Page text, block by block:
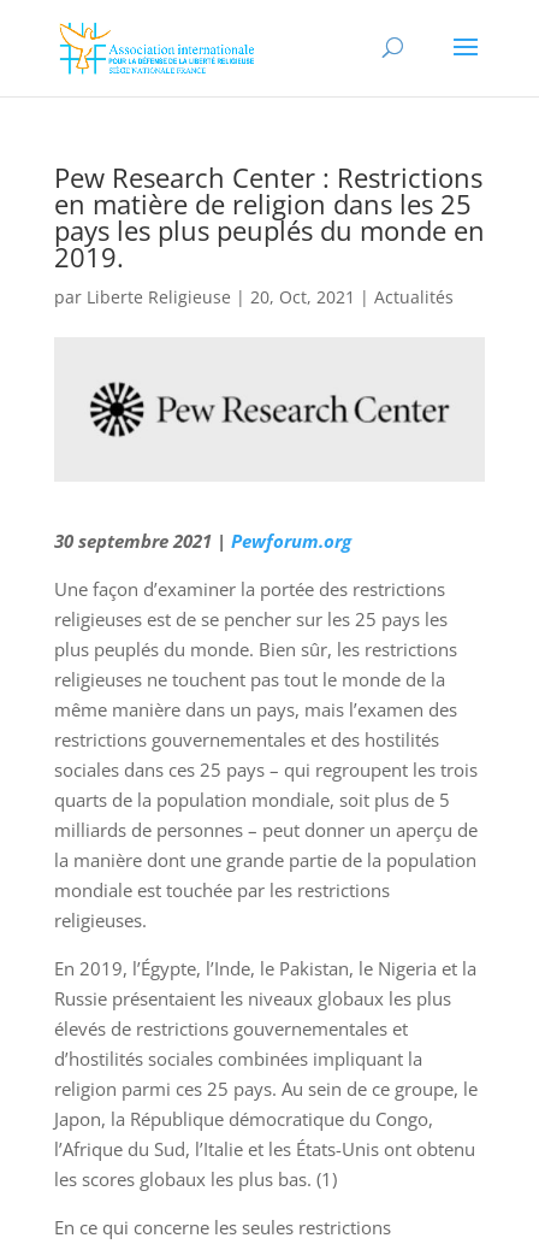
Pew Research Center : Restrictions
en matière de religion dans les 25
pays les plus peuplés du monde en
2019.
par Liberte Religieuse | 20, Oct, 2021 | Actualités
30 septembre 2021 | Pewforum.org
Une façon d’examiner la portée des restrictions
religieuses est de se pencher sur les 25 pays les
plus peuplés du monde. Bien sûr, les restrictions
religieuses ne touchent pas tout le monde de la
même manière dans un pays, mais l’examen des
restrictions gouvernementales et des hostilités
sociales dans ces 25 pays – qui regroupent les trois
quarts de la population mondiale, soit plus de 5
milliards de personnes – peut donner un aperçu de
la manière dont une grande partie de la population
mondiale est touchée par les restrictions
religieuses.
En 2019, l’Égypte, l’Inde, le Pakistan, le Nigeria et la
Russie présentaient les niveaux globaux les plus
élevés de restrictions gouvernementales et
d’hostilités sociales combinées impliquant la
religion parmi ces 25 pays. Au sein de ce groupe, le
Japon, la République démocratique du Congo,
l’Afrique du Sud, l’Italie et les États-Unis ont obtenu
les scores globaux les plus bas. (1)
En ce qui concerne les seules restrictions